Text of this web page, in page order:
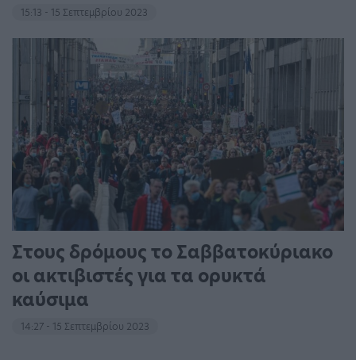
15:13 - 15 Σεπτεμβρίου 2023
Στους δρόμους το Σαββατοκύριακο
οι ακτιβιστές για τα ορυκτά
καύσιμα
14:27 - 15 Σεπτεμβρίου 2023